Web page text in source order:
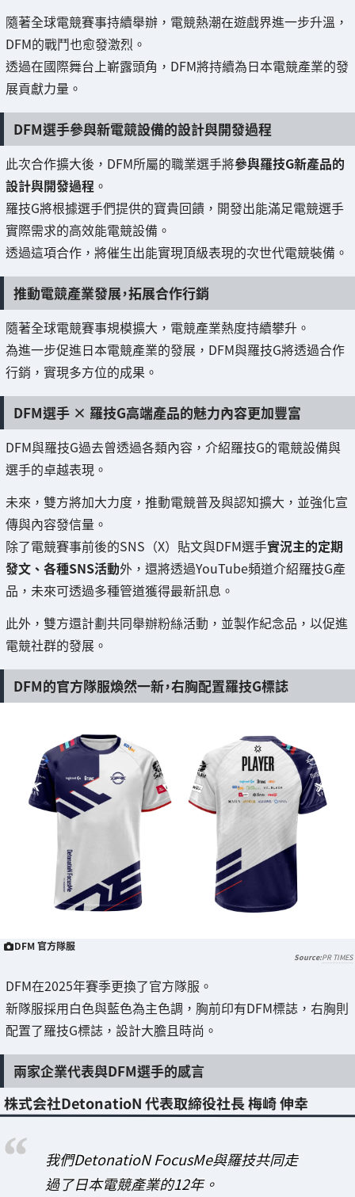
隨著全球電競賽事持續舉辦，電競熱潮在遊戲界進一步升溫，
DFM的戰鬥也愈發激烈。
透過在國際舞台上嶄露頭角，DFM將持續為日本電競產業的發
展貢獻力量。
DFM選手參與新電競設備的設計與開發過程
此次合作擴大後，DFM所屬的職業選手將參與羅技G新產品的
設計與開發過程 。
羅技G將根據選手們提供的寶貴回饋，開發出能滿足電競選手
實際需求的高效能電競設備。
透過這項合作，將催生出能實現頂級表現的次世代電競裝備。
推動電競產業發展，拓展合作行銷
隨著全球電競賽事規模擴大，電競產業熱度持續攀升。
為進一步促進日本電競產業的發展，DFM與羅技G將透過合作
行銷，實現多方位的成果。
DFM選手 × 羅技G高端產品的魅力內容更加豐富
DFM與羅技G過去曾透過各類內容，介紹羅技G的電競設備與
選手的卓越表現。
未來，雙方將加大力度，推動電競普及與認知擴大，並強化宣
傳與內容發信量。
除了電競賽事前後的SNS（X）貼文與DFM選手實況主的定期
發文、各種SNS活動外，還將透過YouTube頻道介紹羅技G產
品，未來可透過多種管道獲得最新訊息。
此外，雙方還計劃共同舉辦粉絲活動，並製作紀念品，以促進
電競社群的發展。
DFM的官方隊服煥然一新，右胸配置羅技G標誌
DFM 官方隊服
PR TIMES
DFM在2025年賽季更換了官方隊服。
新隊服採用白色與藍色為主色調，胸前印有DFM標誌，右胸則
配置了羅技G標誌，設計大膽且時尚。
兩家企業代表與DFM選手的感言
株式会社DetonatioN 代表取締役社長 梅崎 伸幸
我們DetonatioN FocusMe與羅技共同走
過了日本電競產業的12年。